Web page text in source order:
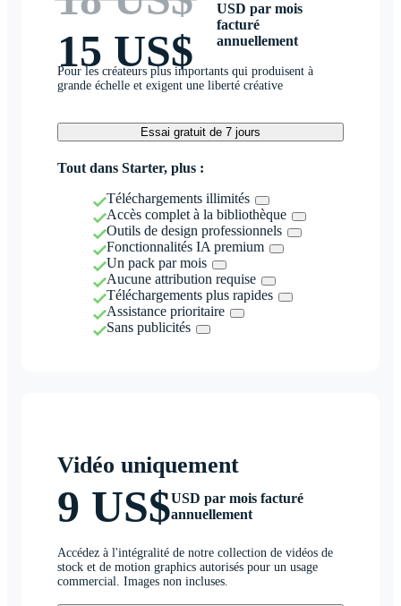
15 US$
USD par mois
facturé
annuellement
Pour les créateurs plus importants qui produisent à
grande échelle et exigent une liberté créative
Essai gratuit de 7 jours
Tout dans Starter, plus :
Téléchargements illimités
Accès complet à la bibliothèque
Outils de design professionnels
Fonctionnalités IA premium
Un pack par mois
Aucune attribution requise
Téléchargements plus rapides
Assistance prioritaire
Sans publicités
Vidéo uniquement
9 US$USD par mois facturé
annuellement
Accédez à l'intégralité de notre collection de vidéos de
stock et de motion graphics autorisés pour un usage
commercial. Images non incluses.